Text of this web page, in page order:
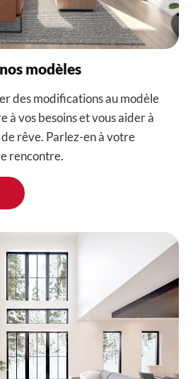
modèles
des modifications au modèle
à vos besoins et vous aider à
rêve. Parlez-en à votre
rencontre.